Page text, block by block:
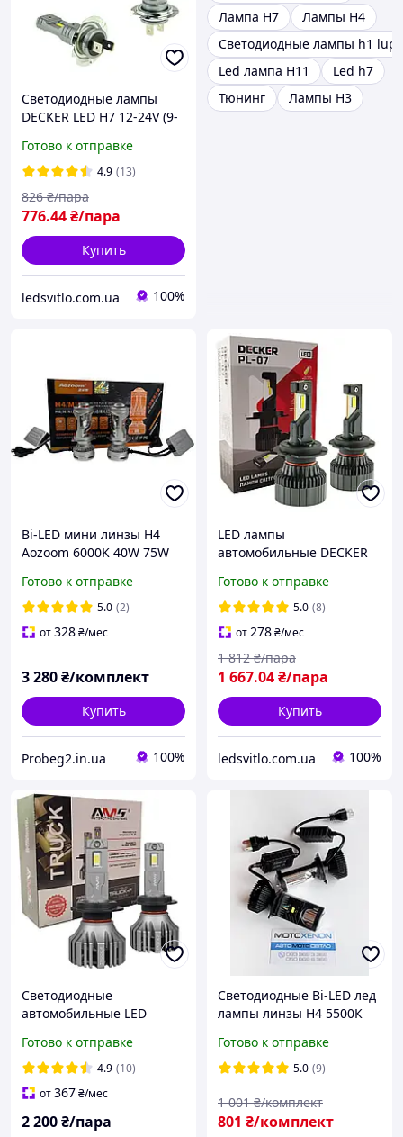
Светодиодные лампы
DECKER LED H7 12-24V (9-
автомобильные (комплект
2шт)
Готово к отправке
4.9 (13)
776.44₴/пара
826 ₴/пара
Купить
ledsvitlo.com.ua 100%
Лампа H7
Лампы H4
Светодиодные лампы h1
Led лампа H11
Led h7
Тюнинг
Лампы H3
Bi-LED мини линзы H4
Aozoom 6000K 40W 75W
Готово к отправке
5.0 (2)
от328₴/мес
3 280₴/комплект
Купить
Probeg2.in.ua 100%
LED лампы
автомобильные DECKER
12000Lm 6000K CANBUS
(комплект 2шт)
Готово к отправке
5.0 (8)
от278₴/мес
1 667.04₴/пара
1 812 ₴/пара
Купить
ledsvitlo.com.ua 100%
Светодиодные
автомобильные LED
24V 14000Lm 5500K
CANBUS комплект 2шт
Готово к отправке
4.9 (10)
от367₴/мес
2 200₴/пара
Светодиодные Bi-LED лед
лампы линзы H4 5500К
ближний+дальний
HeadLight Y6D (комплект
Готово к отправке
5.0 (9)
801 ₴/комплект
1 001 ₴/комплект